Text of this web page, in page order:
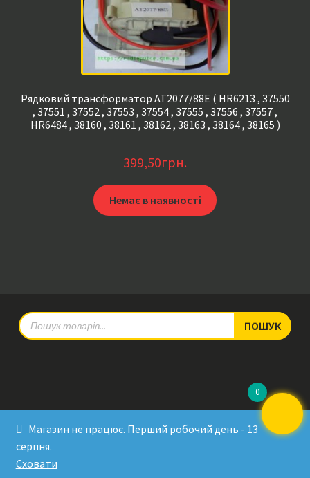
Магазин не працює. Перший робочий день - 13
серпня.
Сховати
Рядковий трансформатор AT2077/88E ( HR6213 , 37550
, 37551 , 37552 , 37553 , 37554 , 37555 , 37556 , 37557 ,
HR6484 , 38160 , 38161 , 38162 , 38163 , 38164 , 38165 )
399,50грн.
Немає в наявності
Products
search
ПОШУК
Developed by Sergey Krinitsa
0